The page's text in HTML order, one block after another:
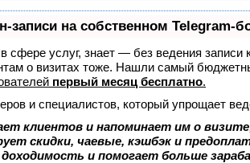
записи на собственном Telegram-
в сфере услуг, знает — без ведения
о визитах тоже. Нашли самый
первый месяц бесплатно.
и специалистов, который упрощает
клиентов и напоминает им о
скидки, чаевые, кэшбэк и
и помогает больше